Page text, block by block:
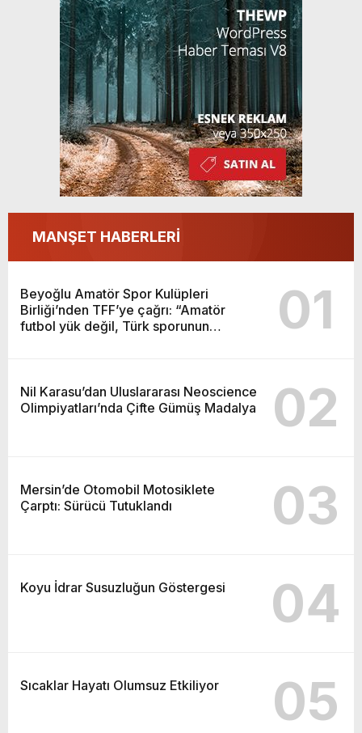
MANŞET HABERLERİ
Beyoğlu Amatör Spor Kulüpleri
Birliği’nden TFF’ye çağrı: “Amatör
futbol yük değil, Türk sporunun
01
Nil Karasu’dan Uluslararası Neoscience
Olimpiyatları’nda Çifte Gümüş Madalya
02
Mersin’de Otomobil Motosiklete
Çarptı: Sürücü Tutuklandı
03
Koyu İdrar Susuzluğun Göstergesi 04
Sıcaklar Hayatı Olumsuz Etkiliyor 05